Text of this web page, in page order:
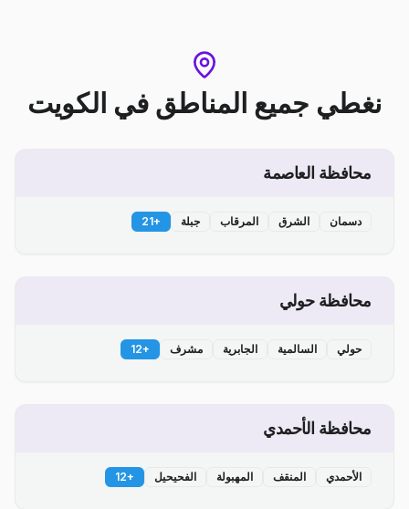
نغطي جميع المناطق في الكويت
محافظة العاصمة
دسمان الشرق المرقاب جبلة +
21
محافظة حولي
حولي السالمية الجابرية مشرف +
12
محافظة الأحمدي
الأحمدي المنقف المهبولة الفحيحيل +
12